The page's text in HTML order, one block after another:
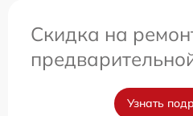
Скидка на
Узнать